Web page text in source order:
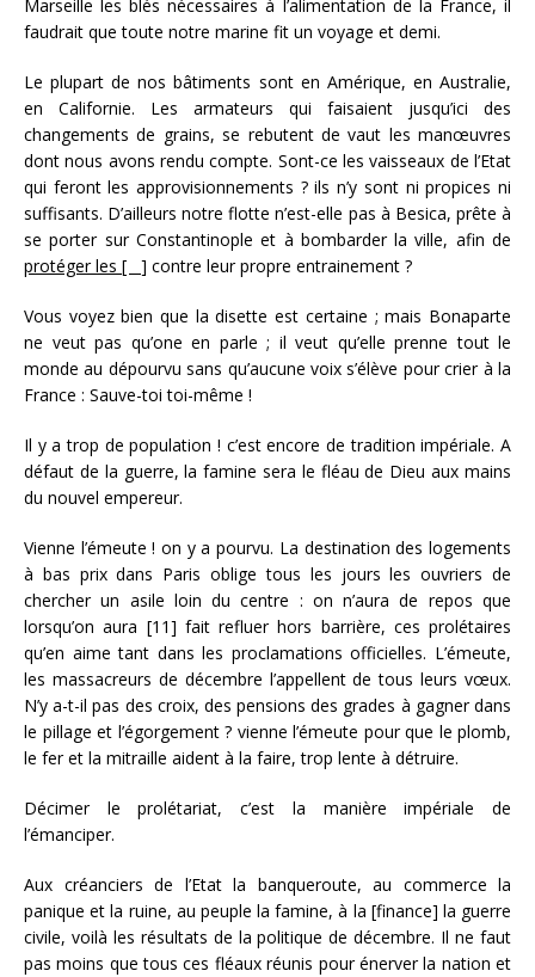
Marseille les blés nécessaires à l’alimentation de la France, il
faudrait que toute notre marine fit un voyage et demi.
Le plupart de nos bâtiments sont en Amérique, en Australie,
en Californie. Les armateurs qui faisaient jusqu’ici des
changements de grains, se rebutent de vaut les manœuvres
dont nous avons rendu compte. Sont-ce les vaisseaux de l’Etat
qui feront les approvisionnements ? ils n’y sont ni propices ni
suffisants. D’ailleurs notre flotte n’est-elle pas à Besica, prête à
se porter sur Constantinople et à bombarder la ville, afin de
protéger les [ ] contre leur propre entrainement ?
Vous voyez bien que la disette est certaine ; mais Bonaparte
ne veut pas qu’one en parle ; il veut qu’elle prenne tout le
monde au dépourvu sans qu’aucune voix s’élève pour crier à la
France : Sauve-toi toi-même !
Il y a trop de population ! c’est encore de tradition impériale. A
défaut de la guerre, la famine sera le fléau de Dieu aux mains
du nouvel empereur.
Vienne l’émeute ! on y a pourvu. La destination des logements
à bas prix dans Paris oblige tous les jours les ouvriers de
chercher un asile loin du centre : on n’aura de repos que
lorsqu’on aura [11] fait refluer hors barrière, ces prolétaires
qu’en aime tant dans les proclamations officielles. L’émeute,
les massacreurs de décembre l’appellent de tous leurs vœux.
N’y a-t-il pas des croix, des pensions des grades à gagner dans
le pillage et l’égorgement ? vienne l’émeute pour que le plomb,
le fer et la mitraille aident à la faire, trop lente à détruire.
Décimer le prolétariat, c’est la manière impériale de
l’émanciper.
Aux créanciers de l’Etat la banqueroute, au commerce la
panique et la ruine, au peuple la famine, à la [finance] la guerre
civile, voilà les résultats de la politique de décembre. Il ne faut
pas moins que tous ces fléaux réunis pour énerver la nation et